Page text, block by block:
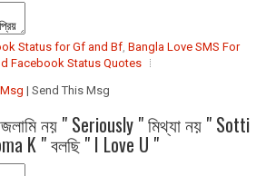
Status for Gf and Bf, Bangla Love SMS For
Facebook Status Quotes
| Send This Msg
নয় " Seriously " মিথ্যা নয় " Sotti
K " বলছি " I Love U "